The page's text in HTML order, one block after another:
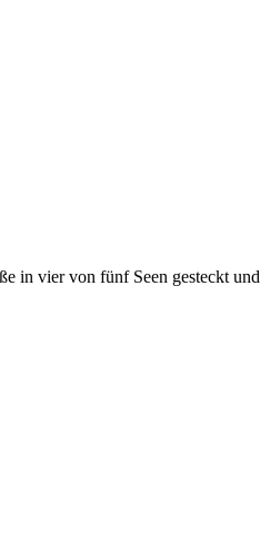
in vier von fünf Seen gesteckt und